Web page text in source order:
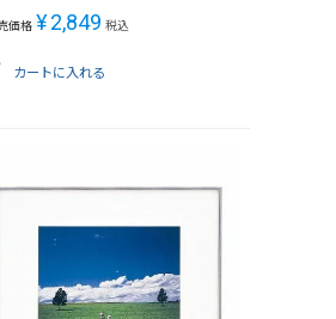
価格 ¥2,849 税込
カートに入れる